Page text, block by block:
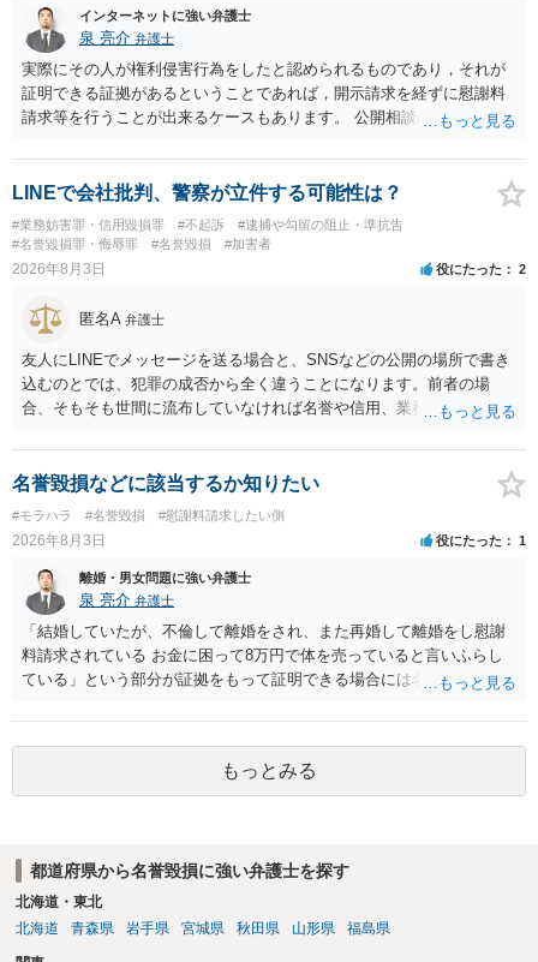
に入力したかも第三者にしられることはないので、個人や会社の特定
をせずに書き込んだことで（おそらく特定して書き込んだとして
も）、相談者さんが刑事民事の責任に問われることはないでしょう。
私見ながらご参考まで。
インターネットに強い弁護士
泉 亮介 弁護士
実際にその人が権利侵害行為をしたと認められるものであり，それが
証明できる証拠があるということであれば，開示請求を経ずに慰謝料
請求等を行うことが出来るケースもあります。 公開相談の場では回答
に個別に相談されると良いでしょう。
LINEで会社批判、警察が立件する可能性は？
#業務妨害罪・信用毀損罪 #不起訴
#逮捕や勾留の阻止・準抗告
#名誉毀損罪・侮辱罪
#名誉毀損 #加害者
2026年8月3日 役にたった 2
匿名A 弁護士
友人にLINEでメッセージを送る場合と、SNSなどの公開の場所で書き
込むのとでは、犯罪の成否から全く違うことになります。前者の場
合、そもそも世間に流布していなければ名誉や信用、業務にかかる犯
名誉毀損などに該当するか知りたい
#モラハラ #名誉毀損 #慰謝料請求したい側
2026年8月3日 役にたった 1
離婚・男女問題に強い弁護士
泉 亮介 弁護士
「結婚していたが、不倫して離婚をされ、また再婚して離婚をし慰謝
料請求されている お金に困って8万円で体を売っていると言いふらし
ている」という部分が証拠をもって証明できる場合には名誉権侵害や
ょう。 既に弁護士にご依頼されているとのことですので，依頼中の弁
護士と打ち合わせの末どのように対応するかを決められると良いでし
もっとみる
都道府県から名誉毀損に強い弁護士を探す
北海道・東北
北海道
青森県 岩手県 宮城県 秋田県 山形県 福島県